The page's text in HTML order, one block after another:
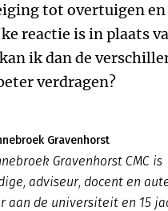
tot overtuigen en
reactie is in plaats
ik dan de
verdragen?
Gravenhorst
Gravenhorst CMC is
adviseur, docent en
aan de universiteit en 15